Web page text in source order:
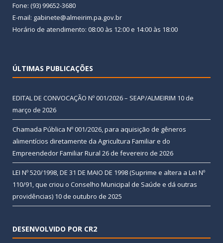
Fone: (93) 99652-3680
E-mail: gabinete@almeirim.pa.gov.br
Horário de atendimento: 08:00 às 12:00 e 14:00 às 18:00
ÚLTIMAS PUBLICAÇÕES
EDITAL DE CONVOCAÇÃO Nº 001/2026 – SEAP/ALMEIRIM 10 de
março de 2026
Chamada Pública Nº 001/2026, para aquisição de gêneros
alimentícios diretamente da Agricultura Familiar e do
Empreendedor Familiar Rural 26 de fevereiro de 2026
LEI Nº 520/1998, DE 31 DE MAIO DE 1998 (Suprime e altera a Lei Nº
110/91, que criou o Conselho Municipal de Saúde e dá outras
providências) 10 de outubro de 2025
DESENVOLVIDO POR CR2